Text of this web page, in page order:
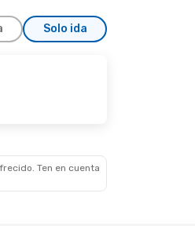
Solo ida
Ten en cuenta